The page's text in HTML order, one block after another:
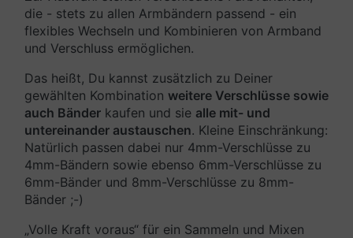
die - stets zu allen Armbändern passend - ein
flexibles Wechseln und Kombinieren von Armband
und Verschluss ermöglichen.
Das heißt, Du kannst zusätzlich zu Deiner
gewählten Kombination weitere Verschlüsse sowie
auch Bänder kaufen und sie alle mit- und
untereinander austauschen. Kleine Einschränkung:
Natürlich passen dabei nur 4mm-Verschlüsse zu
4mm-Bändern sowie ebenso 6mm-Verschlüsse zu
6mm-Bänder und 8mm-Verschlüsse zu 8mm-
Bänder ;-)
„Volle Kraft voraus“ für ein Sammeln und Mixen